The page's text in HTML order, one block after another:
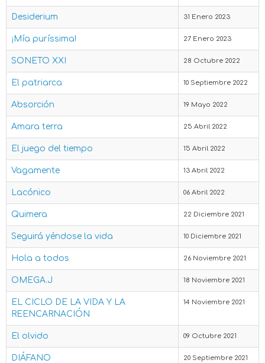
Desiderium 31 Enero 2023
¡Mía puríssima! 27 Enero 2023
SONETO XXI 28 Octubre 2022
El patriarca 10 Septiembre 2022
Absorción 19 Mayo 2022
Amara terra 25 Abril 2022
El juego del tiempo 15 Abril 2022
Vagamente 13 Abril 2022
Lacónico 06 Abril 2022
Quimera 22 Diciembre 2021
Seguirá yéndose la vida 10 Diciembre 2021
Hola a todos 26 Noviembre 2021
OMEGA.J 18 Noviembre 2021
EL CICLO DE LA VIDA Y LA
REENCARNACIÓN
14 Noviembre 2021
El olvido 09 Octubre 2021
DIÁFANO 20 Septiembre 2021